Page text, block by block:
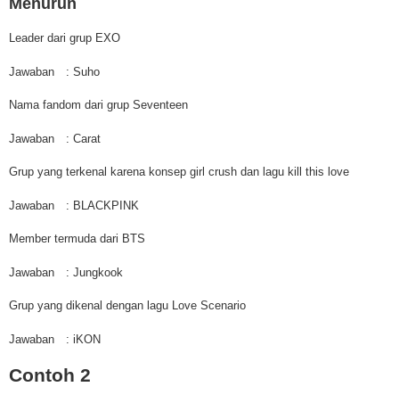
Leader dari grup EXO
Jawaban : Suho
Nama fandom dari grup Seventeen
Jawaban : Carat
Grup yang terkenal karena konsep girl crush dan lagu kill this love
Jawaban : BLACKPINK
Member termuda dari BTS
Jawaban : Jungkook
Grup yang dikenal dengan lagu Love Scenario
Jawaban : iKON
Contoh 2